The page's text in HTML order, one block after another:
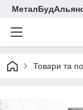
Товари та